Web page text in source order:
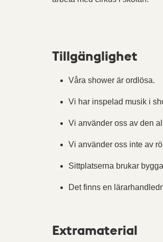
Tillgänglighet
Våra shower är ordlösa.
Vi har inspelad musik i
Vi använder oss av den
Vi använder oss inte av
Sittplatserna brukar
Det finns en
Extramaterial